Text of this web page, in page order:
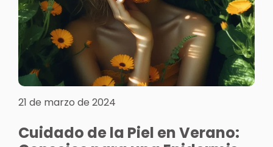
21 de marzo de 2024
Cuidado de la Piel en Verano: